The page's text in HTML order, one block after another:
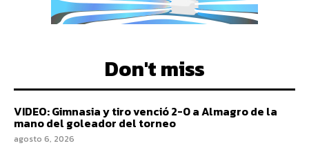
Don't miss
VIDEO: Gimnasia y tiro venció 2-0 a Almagro de la
mano del goleador del torneo
agosto 6, 2026